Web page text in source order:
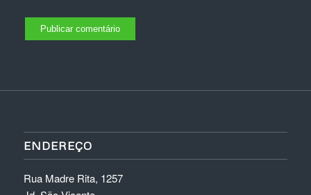
ENDEREÇO
Rua Madre Rita, 1257